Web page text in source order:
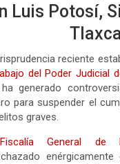
Luis Potosí,
reciente
del Poder Judicial
generado
para suspender el
graves.
Fiscalía General de